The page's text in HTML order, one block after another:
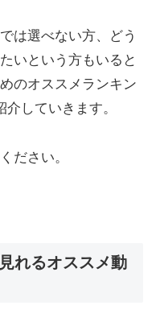
は選べない方、どう
いという方もいると
のオススメランキン
していきます。
ださい。
れるオススメ動